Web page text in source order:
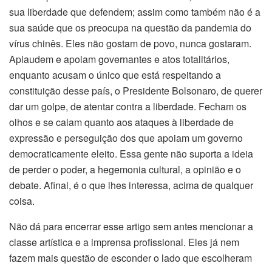
sua liberdade que defendem; assim como também não é a
sua saúde que os preocupa na questão da pandemia do
vírus chinês. Eles não gostam de povo, nunca gostaram.
Aplaudem e apoiam governantes e atos totalitários,
enquanto acusam o único que está respeitando a
constituição desse país, o Presidente Bolsonaro, de querer
dar um golpe, de atentar contra a liberdade. Fecham os
olhos e se calam quanto aos ataques à liberdade de
expressão e perseguição dos que apoiam um governo
democraticamente eleito. Essa gente não suporta a ideia
de perder o poder, a hegemonia cultural, a opinião e o
debate. Afinal, é o que lhes interessa, acima de qualquer
coisa.
Não dá para encerrar esse artigo sem antes mencionar a
classe artística e a imprensa profissional. Eles já nem
fazem mais questão de esconder o lado que escolheram